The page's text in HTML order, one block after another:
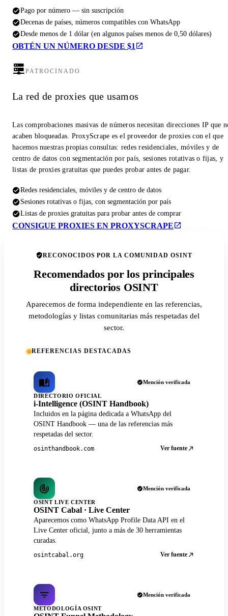
Pago por número — sin suscripción
Decenas de países, números compatibles con WhatsApp
Desde menos de 1 dólar (en algunos países menos de 0,50 dólares)
OBTÉN UN NÚMERO DESDE $1
PATROCINADO
La red de proxies que usamos
Las comprobaciones masivas de números necesitan direcciones IP que
acaben bloqueadas. ProxyScrape es el proveedor de proxies con el que
hacemos nuestras propias consultas: redes residenciales, móviles y de
centro de datos con segmentación por país, sesiones rotativas o fijas, y
listas de proxies gratuitas que puedes probar antes de pagar.
Redes residenciales, móviles y de centro de datos
Sesiones rotativas o fijas, con segmentación por país
Listas de proxies gratuitas para probar antes de comprar
CONSIGUE PROXIES EN PROXYSCRAPE
RECONOCIDOS POR LA COMUNIDAD OSINT
Recomendados por los principales
directorios OSINT
Aparecemos de forma independiente en las referencias,
metodologías y listas comunitarias más respetadas del
sector.
REFERENCIAS DESTACADAS
Mención verificada
DIRECTORIO OFICIAL
i-Intelligence (OSINT Handbook)
Incluidos en la página dedicada a WhatsApp del
OSINT Handbook — una de las referencias más
respetadas del sector.
osinthandbook.com Ver fuente
Mención verificada
OSINT LIVE CENTER
OSINT Cabal · Live Center
Aparecemos como WhatsApp Profile Data API en el
Live Center oficial, junto a más de 30 herramientas
curadas.
osintcabal.org Ver fuente
Mención verificada
METODOLOGÍA OSINT